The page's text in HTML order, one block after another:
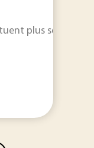
d’une
plus